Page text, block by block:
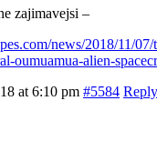
zajimavejsi –
news/2018/11/07/
oumuamua-alien-
at 6:10 pm #5584 Reply